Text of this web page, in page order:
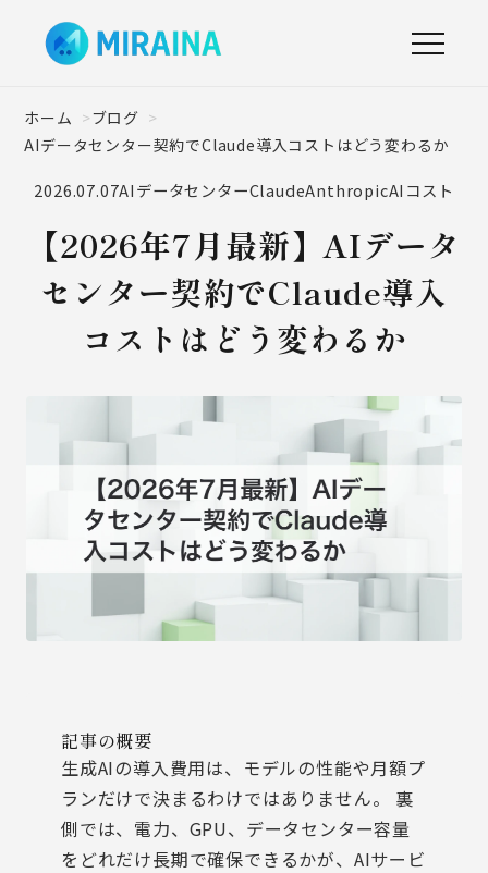
ホーム
ブログ
AIデータセンター契約でClaude導入コストはどう変わるか
2026.07.07AIデータセンターClaudeAnthropicAIコスト
【2026年7月最新】AIデータ
センター契約でClaude導入
コストはどう変わるか
記事の概要
生成AIの導入費用は、モデルの性能や月額プ
ランだけで決まるわけではありません。 裏
側では、電力、GPU、データセンター容量
をどれだけ長期で確保できるかが、AIサービ